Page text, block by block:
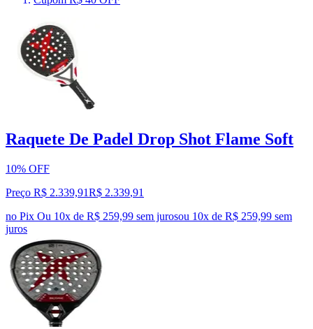
Raquete De Padel Drop Shot Flame Soft
10% OFF
Preço R$ 2.339,91R$ 2.339,91
no Pix Ou 10x de R$ 259,99 sem jurosou 10x de R$ 259,99 sem
juros